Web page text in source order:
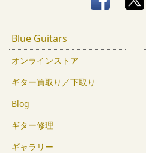
Blue Guitars
オンラインストア
ギター買取り／下取り
Blog
ギター修理
ギャラリー